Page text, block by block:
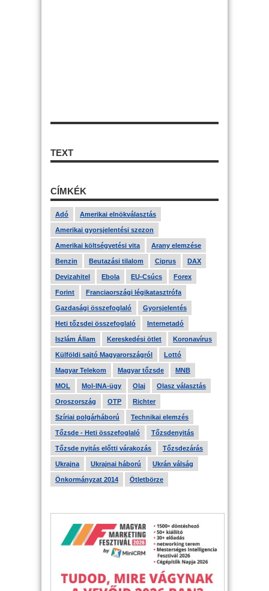
TEXT
CÍMKÉK
Adó Amerikai elnökválasztás
Amerikai gyorsjelentési szezon
Amerikai költségvetési vita Arany elemzése
Benzin Beutazási tilalom Ciprus DAX
Devizahitel Ebola EU-Csúcs Forex
Forint Franciaországi légikatasztrófa
Gazdasági összefoglaló Gyorsjelentés
Heti tőzsdei összefoglaló Internetadó
Iszlám Állam Kereskedési ötlet Koronavírus
Külföldi sajtó Magyarországról Lottó
Magyar Telekom Magyar tőzsde MNB
MOL Mol-INA-ügy Olaj Olasz választás
Oroszország OTP Richter
Szíriai polgárháború Technikai elemzés
Tőzsde - Heti összefoglaló Tőzsdenyitás
Tőzsde nyitás előtti várakozás Tőzsdezárás
Ukrajna Ukrajnai háború Ukrán válság
Önkormányzat 2014 Ötletbörze